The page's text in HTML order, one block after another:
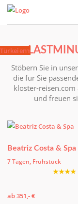
Stöbern Sie in
die für Sie
kloster-
und freuen
Lanzarote
Beatriz Costa & Spa
7 Tagen, Frühstück
★★★★
ab 351,- €
Bulgarien
Thailand
Korfu
Tunesien
Türkei